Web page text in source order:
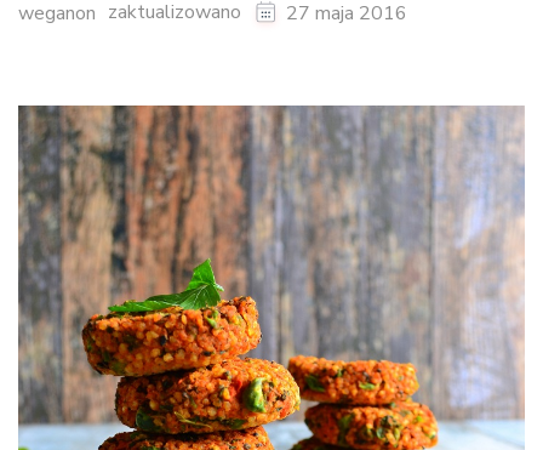
weganon zaktualizowano 27 maja 2016